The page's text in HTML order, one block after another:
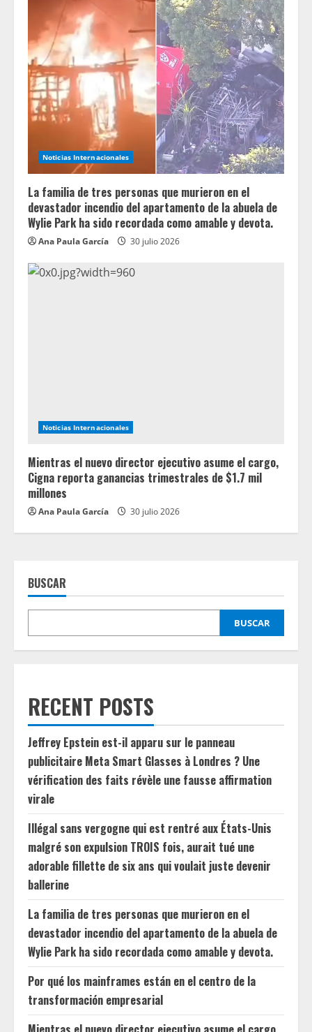
Noticias Internacionales
La familia de tres personas que murieron en el
devastador incendio del apartamento de la abuela de
Wylie Park ha sido recordada como amable y devota.
Ana Paula García 30 julio 2026
Noticias Internacionales
Mientras el nuevo director ejecutivo asume el cargo,
Cigna reporta ganancias trimestrales de $1.7 mil
millones
Ana Paula García 30 julio 2026
BUSCAR
BUSCAR
RECENT POSTS
Jeffrey Epstein est-il apparu sur le panneau
publicitaire Meta Smart Glasses à Londres ? Une
vérification des faits révèle une fausse affirmation
virale
Illégal sans vergogne qui est rentré aux États-Unis
malgré son expulsion TROIS fois, aurait tué une
adorable fillette de six ans qui voulait juste devenir
ballerine
La familia de tres personas que murieron en el
devastador incendio del apartamento de la abuela de
Wylie Park ha sido recordada como amable y devota.
Por qué los mainframes están en el centro de la
transformación empresarial